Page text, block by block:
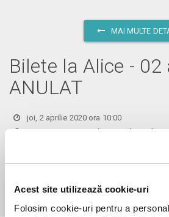
Acest site utilizează cookie-uri
Folosim cookie-uri pentru a
MAI MULTE
Bilete la Alice -
ANULAT
joi, 2 aprilie 2020 ora 10:00
Piatra Neamt, Teatrul Tineretului, Sala